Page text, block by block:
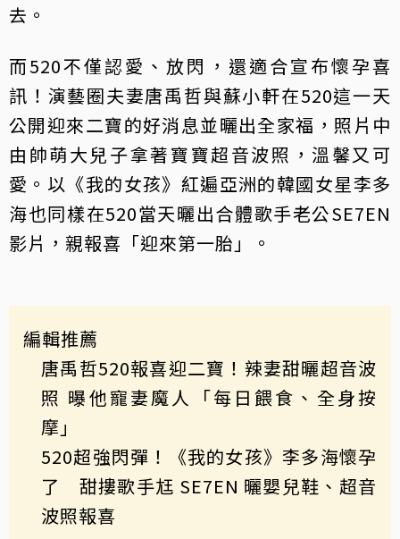
去。
而520不僅認愛、放閃，還適合宣布懷孕喜
訊！演藝圈夫妻唐禹哲與蘇小軒在520這一天
公開迎來二寶的好消息並曬出全家福，照片中
由帥萌大兒子拿著寶寶超音波照，溫馨又可
愛。以《我的女孩》紅遍亞洲的韓國女星李多
海也同樣在520當天曬出合體歌手老公SE7EN
影片，親報喜「迎來第一胎」。
編輯推薦
唐禹哲520報喜迎二寶！辣妻甜曬超音波
照 曝他寵妻魔人「每日餵食、全身按
摩」
520超強閃彈！《我的女孩》李多海懷孕
了 甜摟歌手尪 SE7EN 曬嬰兒鞋、超音
波照報喜